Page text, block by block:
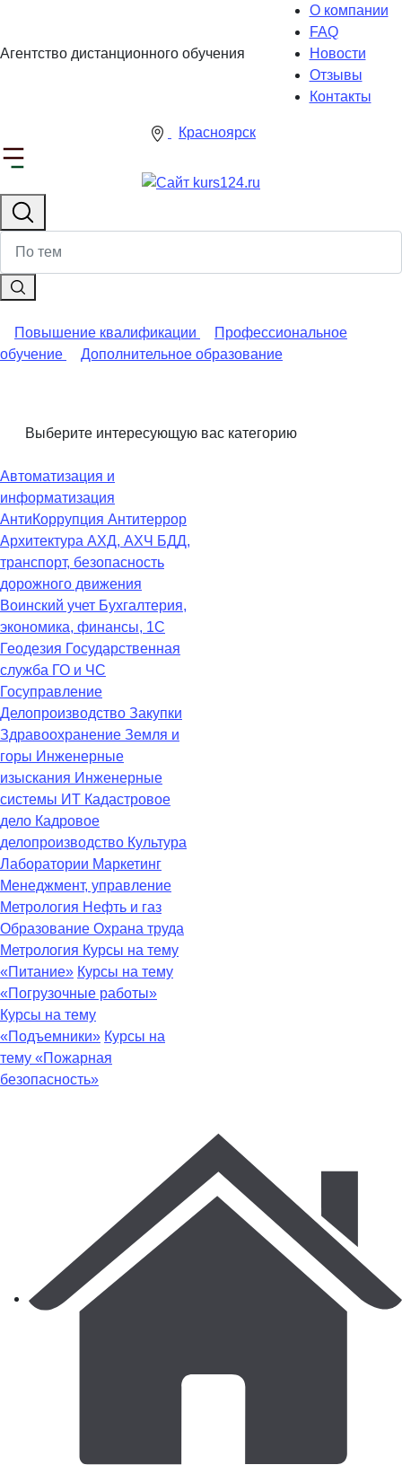
Агентство дистанционного обучения
О компании
FAQ
Новости
Отзывы
Контакты
Красноярск
Повышение квалификации
Профессиональное
обучение
Дополнительное образование
Выберите интересующую вас категорию
Автоматизация и
информатизация
АнтиКоррупция Антитеррор
Архитектура АХД, АХЧ БДД,
транспорт, безопасность
дорожного движения
Воинский учет Бухгалтерия,
экономика, финансы, 1С
Геодезия Государственная
служба ГО и ЧС
Госуправление
Делопроизводство Закупки
Здравоохранение Земля и
горы Инженерные
изыскания Инженерные
системы ИТ Кадастровое
дело Кадровое
делопроизводство Культура
Лаборатории Маркетинг
Менеджмент, управление
Метрология Нефть и газ
Образование Охрана труда
Метрология Курсы на тему
«Питание» Курсы на тему
«Погрузочные работы»
Курсы на тему
«Подъемники» Курсы на
тему «Пожарная
безопасность»